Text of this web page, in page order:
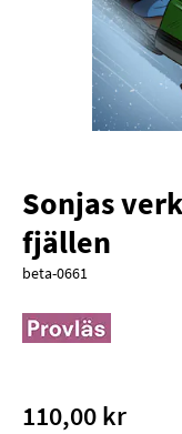
Sonjas
fjällen
beta-0661
110,00 kr